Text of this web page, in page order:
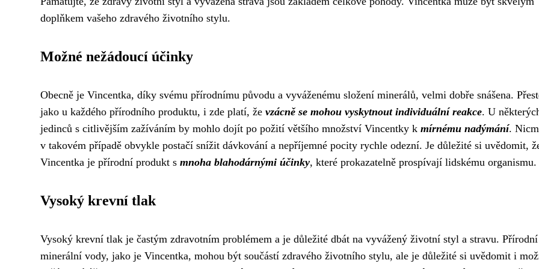
doplňkem vašeho zdravého životního stylu.
Možné nežádoucí účinky
Obecně je Vincentka, díky svému přírodnímu původu a vyváženému složení minerálů, velmi dobře snášena.
jako u každého přírodního produktu, i zde platí, že vzácně se mohou vyskytnout individuální reakce. U
jedinců s citlivějším zažíváním by mohlo dojít po požití většího množství Vincentky k mírnému nadýmání.
v takovém případě obvykle postačí snížit dávkování a nepříjemné pocity rychle odezní. Je důležité si uvědomit,
Vincentka je přírodní produkt s mnoha blahodárnými účinky, které prokazatelně prospívají lidskému organismu.
Vysoký krevní tlak
Vysoký krevní tlak je častým zdravotním problémem a je důležité dbát na vyvážený životní styl a stravu. Přírodní
minerální vody, jako je Vincentka, mohou být součástí zdravého životního stylu, ale je důležité si uvědomit i